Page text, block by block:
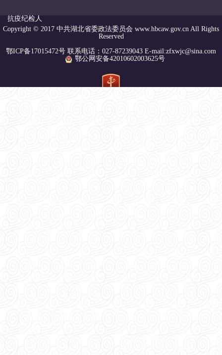
抗疫纪检人
Copyright © 2017 中共湖北省委政法委员会 www.hbcaw.gov.cn All Rights
Reserved
鄂ICP备17015472号 联系电话：027-87239043 E-mail:zfxwjc@sina.com
鄂公网安备42010602003625号